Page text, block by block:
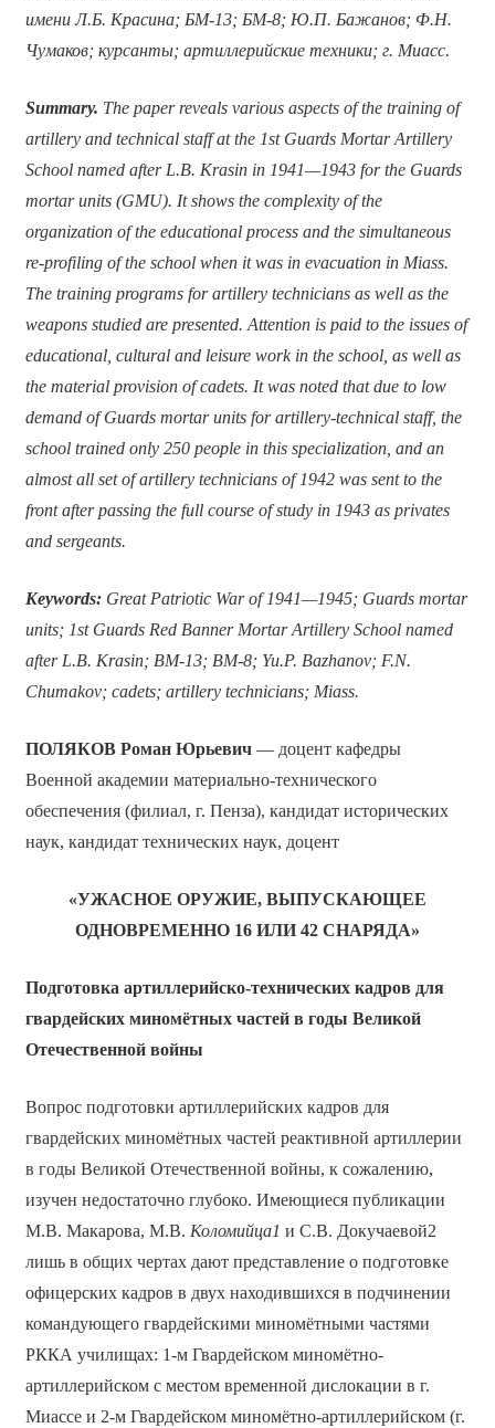
имени Л.Б. Красина; БМ-13; БМ-8; Ю.П. Бажанов; Ф.Н.
Чумаков; курсанты; артиллерийские техники; г. Миасс.
Summary. The paper reveals various aspects of the training of
artillery and technical staff at the 1st Guards Mortar Artillery
School named after L.B. Krasin in 1941—1943 for the Guards
mortar units (GMU). It shows the complexity of the
organization of the educational process and the simultaneous
re-profiling of the school when it was in evacuation in Miass.
The training programs for artillery technicians as well as the
weapons studied are presented. Attention is paid to the issues of
educational, cultural and leisure work in the school, as well as
the material provision of cadets. It was noted that due to low
demand of Guards mortar units for artillery-technical staff, the
school trained only 250 people in this specialization, and an
almost all set of artillery technicians of 1942 was sent to the
front after passing the full course of study in 1943 as privates
and sergeants.
Keywords:Great Patriotic War of 1941—1945; Guards mortar
units; 1st Guards Red Banner Mortar Artillery School named
after L.B. Krasin; BM-13; BM-8; Yu.P. Bazhanov; F.N.
Chumakov; cadets; artillery technicians; Miass.
ПОЛЯКОВ Роман Юрьевич— доцент кафедры
Военной академии материально-технического
обеспечения (филиал, г. Пенза), кандидат исторических
наук, кандидат технических наук, доцент
«УЖАСНОЕ ОРУЖИЕ, ВЫПУСКАЮЩЕЕ
ОДНОВРЕМЕННО 16 ИЛИ 42 СНАРЯДА»
Подготовка артиллерийско-технических кадров для
гвардейских миномётных частей в годы Великой
Отечественной войны
Вопрос подготовки артиллерийских кадров для
гвардейских миномётных частей реактивной артиллерии
в годы Великой Отечественной войны, к сожалению,
изучен недостаточно глубоко. Имеющиеся публикации
М.В. Макарова, М.В. Коломийца1 и С.В. Докучаевой2
лишь в общих чертах дают представление о подготовке
офицерских кадров в двух находившихся в подчинении
командующего гвардейскими миномётными частями
РККА училищах: 1-м Гвардейском миномётно-
артиллерийском с местом временной дислокации в г.
Миассе и 2-м Гвардейском миномётно-артиллерийском (г.